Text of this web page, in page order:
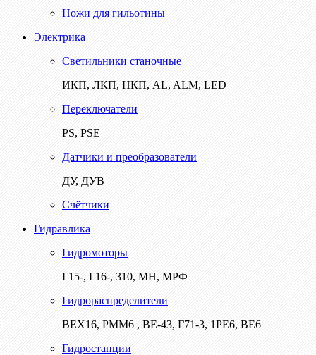
Ножи для гильотины
Электрика
Светильники станочные
ИКП, ЛКП, НКП, AL, ALM, LED
Переключатели
PS, PSE
Датчики и преобразователи
ДУ, ДУВ
Счётчики
Гидравлика
Гидромоторы
Г15-, Г16-, 310, МН, МРФ
Гидрораспределители
ВЕХ16, РММ6 , ВЕ-43, Г71-3, 1РЕ6, ВЕ6
Гидростанции